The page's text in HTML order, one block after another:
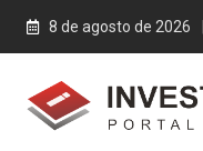
Skip
8 de agosto de 2026